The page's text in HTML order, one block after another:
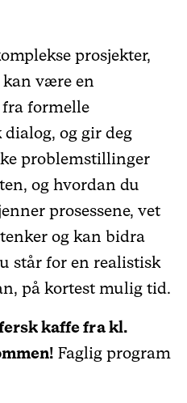
prosjekter,
være en
formelle
og gir deg
problemstillinger
og hvordan du
prosessene, vet
og kan bidra
står for en realistisk
på kortest mulig tid.
kaffe fra kl.
Faglig program